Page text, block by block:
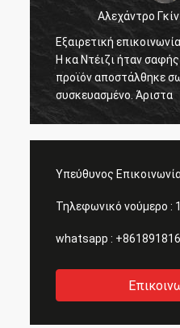
Αλεχάντρο
Εξαιρετική
Η κα Ντέιζι ήταν
προϊόν αποστάλθηκε
συσκευασμένο. Άριστα
Υπεύθυνος
Τηλεφωνικό νούμερο :
whatsapp :